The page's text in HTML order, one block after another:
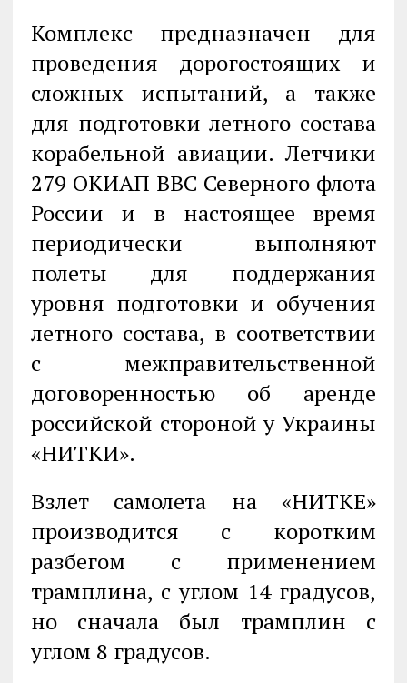
Комплекс предназначен для
проведения дорогостоящих и
сложных испытаний, а также
для подготовки летного состава
корабельной авиации. Летчики
279 ОКИАП ВВС Северного флота
России и в настоящее время
периодически выполняют
полеты для поддержания
уровня подготовки и обучения
летного состава, в соответствии
с межправительственной
договоренностью об аренде
российской стороной у Украины
«НИТКИ».
Взлет самолета на «НИТКЕ»
производится с коротким
разбегом с применением
трамплина, с углом 14 градусов,
но сначала был трамплин с
углом 8 градусов.